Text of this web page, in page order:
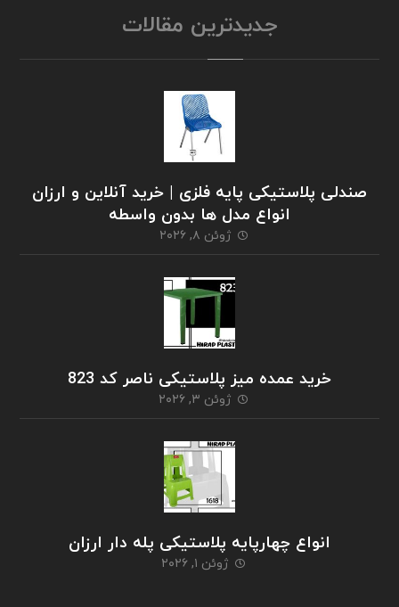
جدیدترین مقالات
صندلی پلاستیکی پایه فلزی | خرید آنلاین و ارزان
انواع مدل ها بدون واسطه
ژوئن ۸, ۲۰۲۶
خرید عمده میز پلاستیکی ناصر کد 823
ژوئن ۳, ۲۰۲۶
انواع چهارپایه پلاستیکی پله دار ارزان
ژوئن ۱, ۲۰۲۶